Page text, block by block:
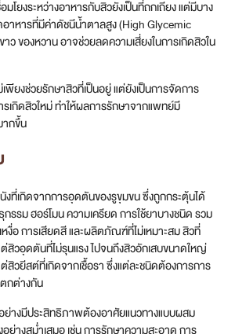
ย่างมีประสิทธิภาพต้องอาศัยแนวทางแบบผสม
อย่างสม่ำเสมอ เช่น การรักษาความสะอาด การ
ะสม การหลีกเลี่ยงปัจจัยกระตุ้น ควบคู่ไปกับการ
ญ ซึ่งอาจรวมถึงการใช้ยาทา ยารับประทาน และ
เทคโนโลยีเลเซอร์ขั้นสูงอย่าง Pico Laser และ
เข้ามามีบทบาทสำคัญในการรักษาร่องรอยหลัง
ยดำ และช่วยปรับสภาพผิวให้เรียบเนียน ลด
Clinic เข้าใจดีว่าสิวที่หลังและร่องรอยที่ตามมาส่ง
ไร ด้วยคอนเซปต์ “Customized Clinic” ทีม
งของเราจะทำการวิเคราะห์หาสาเหตุที่แท้จริง
ผนการรักษาเฉพาะบุคคล โดยผสมผสานการรักษา
าที่เหมาะสม ไปจนถึงการใช้เทคโนโลยีเลเซอร์
Pico Laser และ Redtouch Pro Laser เพื่อ
บ รอยสิว และฟื้นฟูคุณภาพผิวให้กลับมาเรียบ
สการกลับมาเป็นซ้ำ คืนความมั่นใจให้แผ่นหลังของ